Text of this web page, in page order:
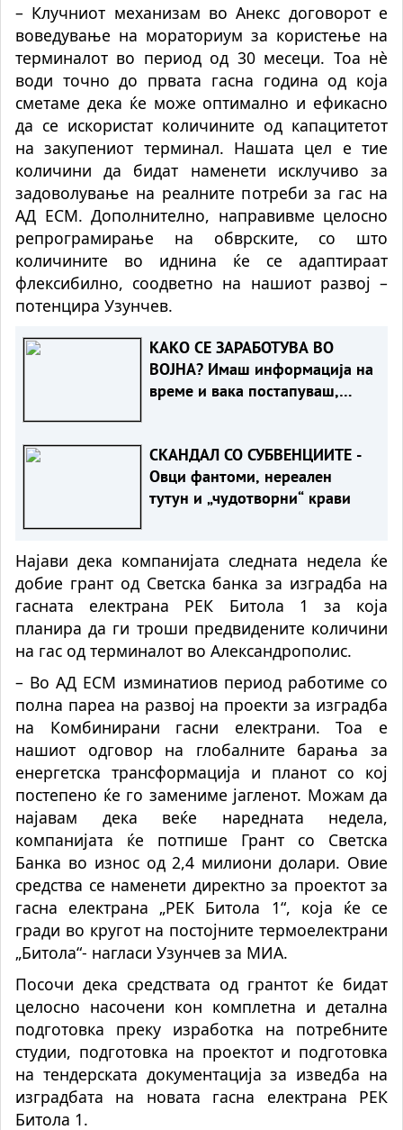
– Клучниот механизам во Анекс договорот е
воведување на мораториум за користење на
терминалот во период од 30 месеци. Тоа нѐ
води точно до првата гасна година од која
сметаме дека ќе може оптимално и ефикасно
да се искористат количините од капацитетот
на закупениот терминал. Нашата цел е тие
количини да бидат наменети исклучиво за
задоволување на реалните потреби за гас на
АД ЕСМ. Дополнително, направивме целосно
репрограмирање на обврските, со што
количините во иднина ќе се адаптираат
флексибилно, соодветно на нашиот развој –
потенцира Узунчев.
КАКО СЕ ЗАРАБОТУВА ВО
ВОЈНА? Имаш информација на
време и вака постапуваш,
СКАНДАЛ СО СУБВЕНЦИИТЕ -
Овци фантоми, нереален
тутун и „чудотворни“ крави
Најави дека компанијата следната недела ќе
добие грант од Светска банка за изградба на
гасната електрана РЕК Битола 1 за која
планира да ги троши предвидените количини
на гас од терминалот во Александрополис.
– Во АД ЕСМ изминатиов период работиме со
полна пареа на развој на проекти за изградба
на Комбинирани гасни електрани. Тоа е
нашиот одговор на глобалните барања за
енергетска трансформација и планот со кој
постепено ќе го замениме јагленот. Можам да
најавам дека веќе наредната недела,
компанијата ќе потпише Грант со Светска
Банка во износ од 2,4 милиони долари. Овие
средства се наменети директно за проектот за
гасна електрана „РЕК Битола 1“, која ќе се
гради во кругот на постојните термоелектрани
„Битола“- нагласи Узунчев за МИА.
Посочи дека средствата од грантот ќе бидат
целосно насочени кон комплетна и детална
подготовка преку изработка на потребните
студии, подготовка на проектот и подготовка
на тендерската документација за изведба на
изградбата на новата гасна електрана РЕК
Битола 1.